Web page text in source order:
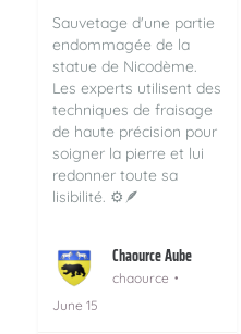
Sauvetage d'une partie
endommagée de la
statue de Nicodème.
Les experts utilisent des
techniques de fraisage
de haute précision pour
soigner la pierre et lui
redonner toute sa
lisibilité. ⚙️🪶
Chaource Aube
chaource
June 15